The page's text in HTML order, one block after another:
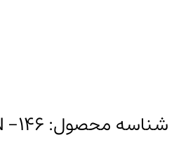
شناسه محصول:-146